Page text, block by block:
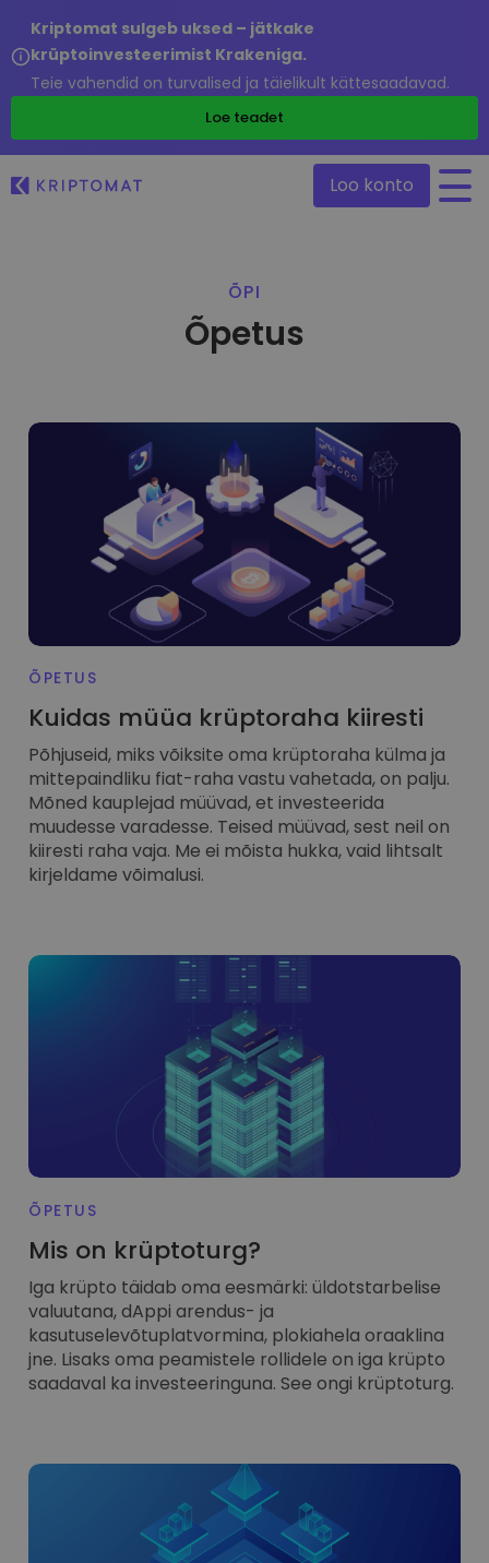
Kriptomat sulgeb uksed – jätkake
krüptoinvesteerimist Krakeniga.
Teie vahendid on turvalised ja täielikult kättesaadavad.
Loe teadet
Suurimad Tõusjad & Langejad
Äsja Kriptomatti lisatud tokenid
Kui oleksin ostnud 100 € väärtuses…
...täna oleks selle väärtus
Vaheta krüptot
Üle 1000 paari valikuvõimaluse
Intelligentsed portfellid
Nutikas viis krüptosse investeerimiseks
Kriptomati rahakott
Turvaline ja lihtne krüptorahakott
Investeeringute uuring
KriptoEarn
Teeni krüptoga preemiaid
Varakamber
Säästke krüptot oma tuleviku jaoks
Korduv ost
Regulaarselt planeeritud investeeringud (DCA)
Avasta investeerimisvõimalusi
Nutikad ülevaated optimaalseks jõudluseks
Loo konto
/
ÕPI
Õpetus
ÕPETUS
Kuidas müüa krüptoraha kiiresti
Põhjuseid, miks võiksite oma krüptoraha külma ja
mittepaindliku fiat-raha vastu vahetada, on palju.
Mõned kauplejad müüvad, et investeerida
muudesse varadesse. Teised müüvad, sest neil on
kiiresti raha vaja. Me ei mõista hukka, vaid lihtsalt
kirjeldame võimalusi.
ÕPETUS
Mis on krüptoturg?
Iga krüpto täidab oma eesmärki: üldotstarbelise
valuutana, dAppi arendus- ja
kasutuselevõtuplatvormina, plokiahela oraaklina
jne. Lisaks oma peamistele rollidele on iga krüpto
saadaval ka investeeringuna. See ongi krüptoturg.